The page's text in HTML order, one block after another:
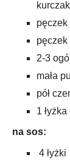
pęczek
2-3
mała
pół
1
na sos:
4